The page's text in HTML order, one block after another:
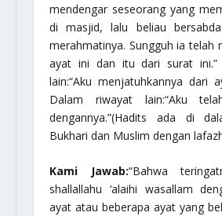
mendengar seseorang yang
di masjid, lalu beliau
merahmatinya. Sungguh ia telah
ayat ini dan itu dari surat ini.”
lain:“Aku menjatuhkannya dari
Dalam riwayat lain:“Aku
dengannya.”(Hadits ada di
Bukhari dan Muslim dengan
Kami Jawab:“Bahwa
shallallahu ‘alaihi wasallam
ayat atau beberapa ayat yang